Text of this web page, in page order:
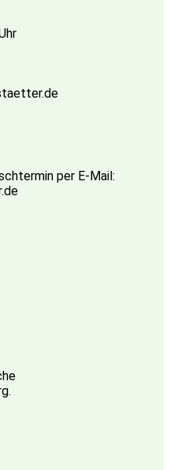
per E-Mail: